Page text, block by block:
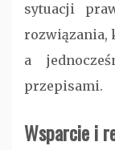
sytuacji
rozwiązania,
a
przepisami.
Wsparcie i